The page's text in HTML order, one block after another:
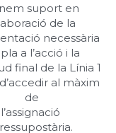
suport en
de la
necessària
a l’acció i la
final de la Línia 1
al màxim
de
l’assignació